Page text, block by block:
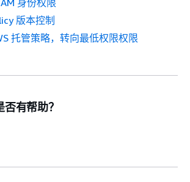
版本控制
托管策略，转向最低权限权限
有帮助？